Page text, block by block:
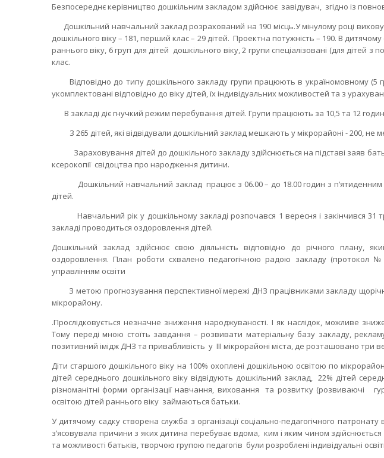
Безпосереднє керівництво дошкільним закладом здійснює завідувач, згідно із
Дошкільний навчальний заклад розрахований на 190 місць.У мінулому році
дошкільного віку – 181, перший клас – 29 дітей. Проектна потужність – 190. В дитячому
раннього віку, 6 груп для дітей дошкільного віку, 2 групи спеціалізовані (для
клас.
Відповідно до типу дошкільного закладу групи працюють в україномовному (5
укомплектовані відповідно до віку дітей, їх індивідуальних можливостей та з
В закладі діє гнучкий режим перебування дітей. Групи працюють за 10,5 та 12
З 265 дітей, які відвідували дошкільний заклад мешкають у мікрорайоні - 200,
Зараховування дітей до дошкільного закладу здійснюється на підставі заяв
ксерокопії свідоцтва про народження дитини.
Дошкільний навчальний заклад працює з 06.00 – до 18.00 годин з
дітей.
Навчальний рік у дошкільному закладі розпочався 1 вересня і закінчився 31
закладі проводиться оздоровлення дітей.
Дошкільний заклад здійснює свою діяльність відповідно до річного плану,
оздоровлення. План роботи схвалено педагогічною радою закладу (протокол
управлінням освіти
З метою прогнозування перспективної мережі ДНЗ працівниками закладу
мікрорайону.
.Прослідковується незначне зниження народжуваності. І як наслідок, можливе
Тому переді мною стоїть завдання – розвивати матеріальну базу закладу,
позитивний імідж ДНЗ та привабливість у ІІІ мікрорайоні міста, де розташовано три
Діти старшого дошкільного віку на 100% охоплені дошкільною освітою по
дітей середнього дошкільного віку відвідують дошкільний заклад, 22% дітей
різноманітні форми організації навчання, виховання та розвитку (розвиваючі
освітою дітей раннього віку займаються батьки.
У дитячому садку створена служба з організації соціально-педагогічного
з’ясовувала причини з яких дитина перебуває вдома, ким і яким чином
та можливості батьків, творчою групою педагогів були розроблені індивідуальні